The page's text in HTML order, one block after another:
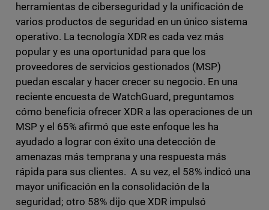
herramientas de ciberseguridad y la unificación de
varios productos de seguridad en un único sistema
operativo. La tecnología XDR es cada vez más
popular y es una oportunidad para que los
proveedores de servicios gestionados (MSP)
puedan escalar y hacer crecer su negocio. En una
reciente encuesta de WatchGuard, preguntamos
cómo beneficia ofrecer XDR a las operaciones de un
MSP y el 65% afirmó que este enfoque les ha
ayudado a lograr con éxito una detección de
amenazas más temprana y una respuesta más
rápida para sus clientes. A su vez, el 58% indicó una
mayor unificación en la consolidación de la
seguridad; otro 58% dijo que XDR impulsó